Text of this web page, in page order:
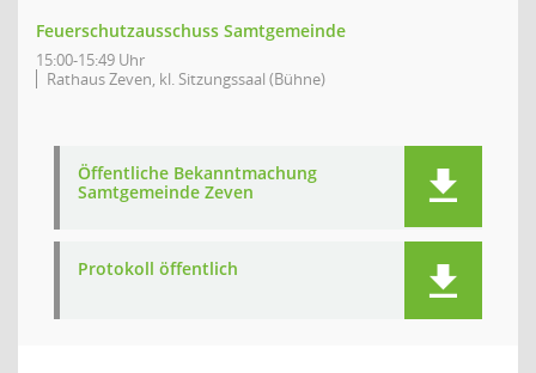
Feuerschutzausschuss Samtgemeinde
15:00-15:49 Uhr
Rathaus Zeven, kl. Sitzungssaal (Bühne)
Öffentliche Bekanntmachung
Samtgemeinde Zeven
Protokoll öffentlich